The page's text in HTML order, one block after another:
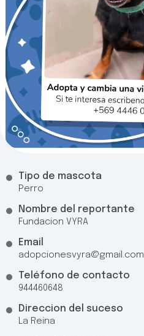
Tipo de mascota
Perro
Nombre del reportante
Fundacion VYRA
Email
adopcionesvyra@gmail.com
Teléfono de contacto
944460648
Direccion del suceso
La Reina